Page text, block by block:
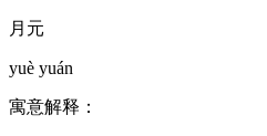
月元
yuè yuán
寓意解释：